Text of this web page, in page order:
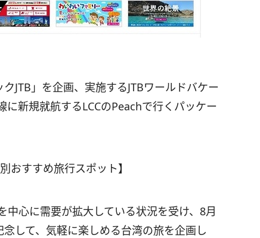
JTB」を企画、実施するJTBワールドバケー
新規就航するLCCのPeachで行くパッケー
おすすめ旅行スポット】
中心に需要が拡大している状況を受け、8月
して、気軽に楽しめる台湾の旅を企画し